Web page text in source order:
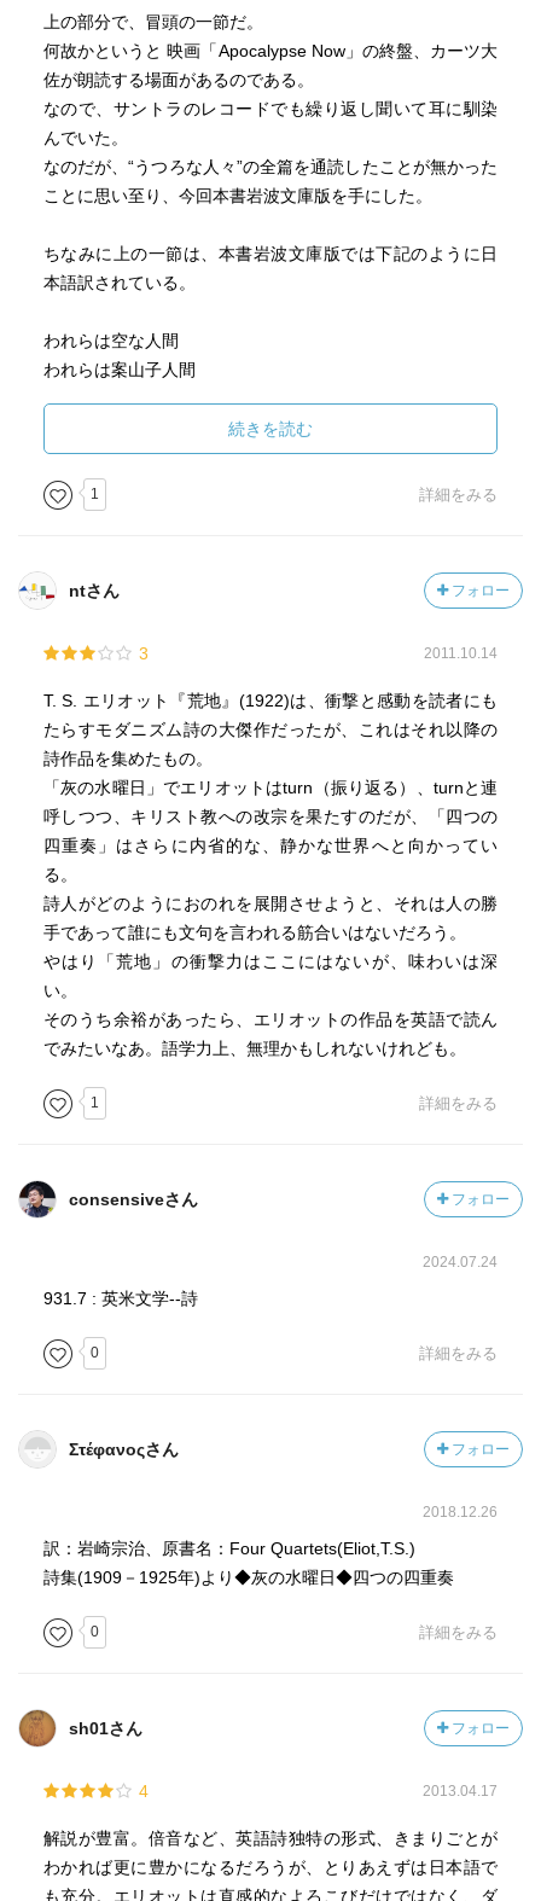
上の部分で、冒頭の一節だ。
何故かというと 映画「Apocalypse Now」の終盤、カーツ大
佐が朗読する場面があるのである。
なので、サントラのレコードでも繰り返し聞いて耳に馴染
んでいた。
なのだが、“うつろな人々”の全篇を通読したことが無かった
ことに思い至り、今回本書岩波文庫版を手にした。
ちなみに上の一節は、本書岩波文庫版では下記のように日
本語訳されている。
われらは空な人間
われらは案山子人間
おそらく悪くない訳だと思うのだが、原文の方がスッと耳
に馴染む。
“うつろな人々”は短い詩でもあるし、英文で読んでみようと
思う。
ところで、驚いたことに、この詩は冒頭の扉のエピグラフ
にコンラッド「 闇の奥」が引用されている。
不思議は無いのだが。
訳註によれば「 四つの四重奏」には、リルケの「 ドゥイノ
の悲歌」に“反響”したモチーフがあるという。また「荒地」
にはフレーザー「 金枝篇 」からの引用が多い。「 金枝篇」
は同じくカーツ大佐が劇中で座右の書にしていたもの。
こういう引用や影響の連なりが興味深い。特に、以前に読
連なっていることに出会うのは楽しく、嬉しいものであ
る。
“うつろな人々”の最後の一節は
This is the way the world ends
Doorsの this is end という詩が重なって来る。
余談だが、詩の本篇の表現でなく訳註の一節なのだが、以
下の一節が気に入った。
・『闇の奥』のクルツのような人たちは、人間の魂をも
格もない。
うつろな人々は地獄に堕ちる資格もない。
続きを読む
1 詳細をみる
ntさん フォロー
3 2011.10.14
T. S. エリオット『荒地』(1922)は、衝撃と感動を読者にも
たらすモダニズム詩の大傑作だったが、これはそれ以降の
詩作品を集めたもの。
「灰の水曜日」でエリオットはturn（振り返る）、turnと連
呼しつつ、キリスト教への改宗を果たすのだが、「四つの
四重奏」はさらに内省的な、静かな世界へと向かってい
る。
詩人がどのようにおのれを展開させようと、それは人の勝
手であって誰にも文句を言われる筋合いはないだろう。
やはり「荒地」の衝撃力はここにはないが、味わいは深
い。
そのうち余裕があったら、エリオットの作品を英語で読ん
でみたいなあ。語学力上、無理かもしれないけれども。
1 詳細をみる
consensiveさん フォロー
2024.07.24
931.7 : 英米文学--詩
0 詳細をみる
Στέφανοςさん フォロー
2018.12.26
訳：岩崎宗治、原書名：Four Quartets(Eliot,T.S.)
詩集(1909－1925年)より◆灰の水曜日◆四つの四重奏
0 詳細をみる
sh01さん フォロー
4 2013.04.17
解説が豊富。倍音など、英語詩独特の形式、きまりごとが
わかれば更に豊かになるだろうが、とりあえずは日本語で
も充分。エリオットは直感的なよろこびだけではなく、ダ